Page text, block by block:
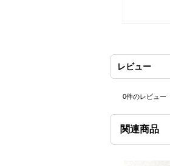
レビュー
0件のレビュー
関連商品